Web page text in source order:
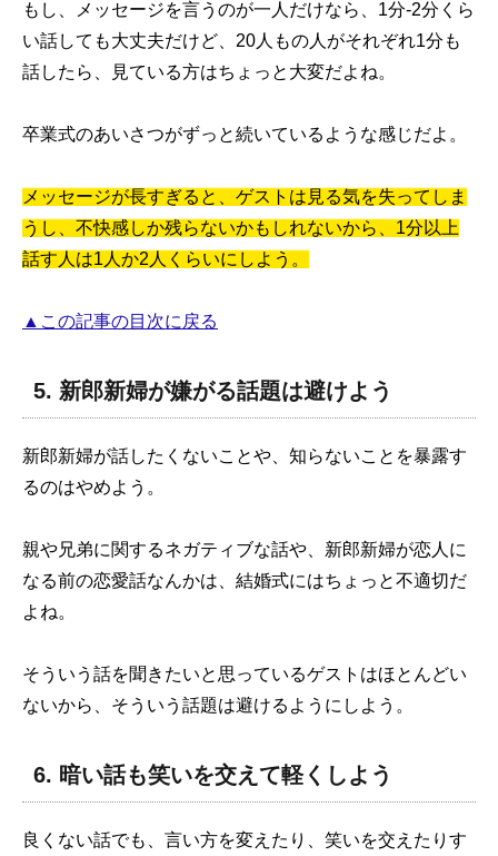
もし、メッセージを言うのが一人だけなら、1分-2分くら
い話しても大丈夫だけど、20人もの人がそれぞれ1分も
話したら、見ている方はちょっと大変だよね。
卒業式のあいさつがずっと続いているような感じだよ。
メッセージが長すぎると、ゲストは見る気を失ってしま
うし、不快感しか残らないかもしれないから、1分以上
話す人は1人か2人くらいにしよう。
▲この記事の目次に戻る
5. 新郎新婦が嫌がる話題は避けよう
新郎新婦が話したくないことや、知らないことを暴露す
るのはやめよう。
親や兄弟に関するネガティブな話や、新郎新婦が恋人に
なる前の恋愛話なんかは、結婚式にはちょっと不適切だ
よね。
そういう話を聞きたいと思っているゲストはほとんどい
ないから、そういう話題は避けるようにしよう。
6. 暗い話も笑いを交えて軽くしよう
良くない話でも、言い方を変えたり、笑いを交えたりす